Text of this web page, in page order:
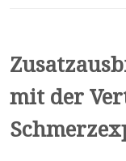
mit der